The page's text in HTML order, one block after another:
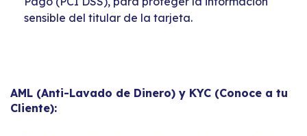
sensible del titular de la tarjeta.
AML (Anti-Lavado de Dinero) y KYC (Conoce a tu
Cliente):